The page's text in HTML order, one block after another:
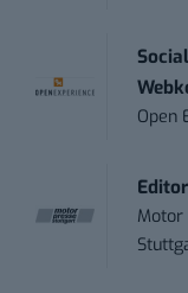
Open
Motor